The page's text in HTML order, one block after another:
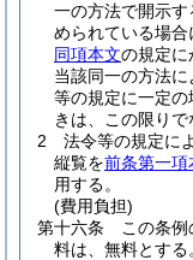
一の方法で開示
められている場
同項本文の規定に
当該同一の方法に
等の規定に一定
きは、この限りで
2
法令等の規定に
縦覧を前条第一項
用する。
(費用負担)
第十六条
この条
料は、無料とする